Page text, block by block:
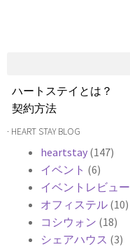
ハートステイとは？
契約方法
韓国不動産情報
よくある質問
Heartee
· HEART STAY BLOG
heartstay (147)
イベント (6)
イベントレビュー
オフィステル (10)
コシウォン (18)
シェアハウス (3)